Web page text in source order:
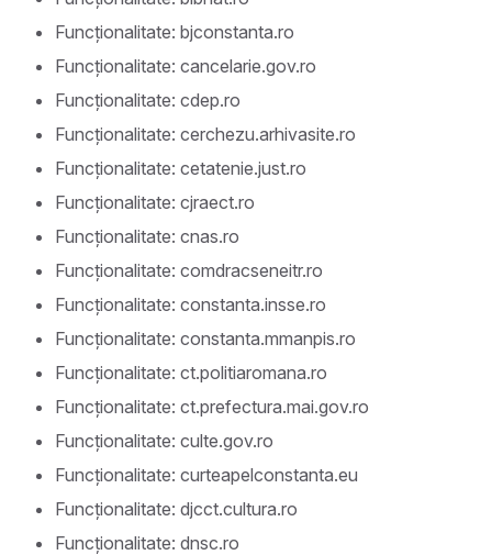
Funcționalitate: bjconstanta.ro
Funcționalitate: cancelarie.gov.ro
Funcționalitate: cdep.ro
Funcționalitate: cerchezu.arhivasite.ro
Funcționalitate: cetatenie.just.ro
Funcționalitate: cjraect.ro
Funcționalitate: cnas.ro
Funcționalitate: comdracseneitr.ro
Funcționalitate: constanta.insse.ro
Funcționalitate: constanta.mmanpis.ro
Funcționalitate: ct.politiaromana.ro
Funcționalitate: ct.prefectura.mai.gov.ro
Funcționalitate: culte.gov.ro
Funcționalitate: curteapelconstanta.eu
Funcționalitate: djcct.cultura.ro
Funcționalitate: dnsc.ro